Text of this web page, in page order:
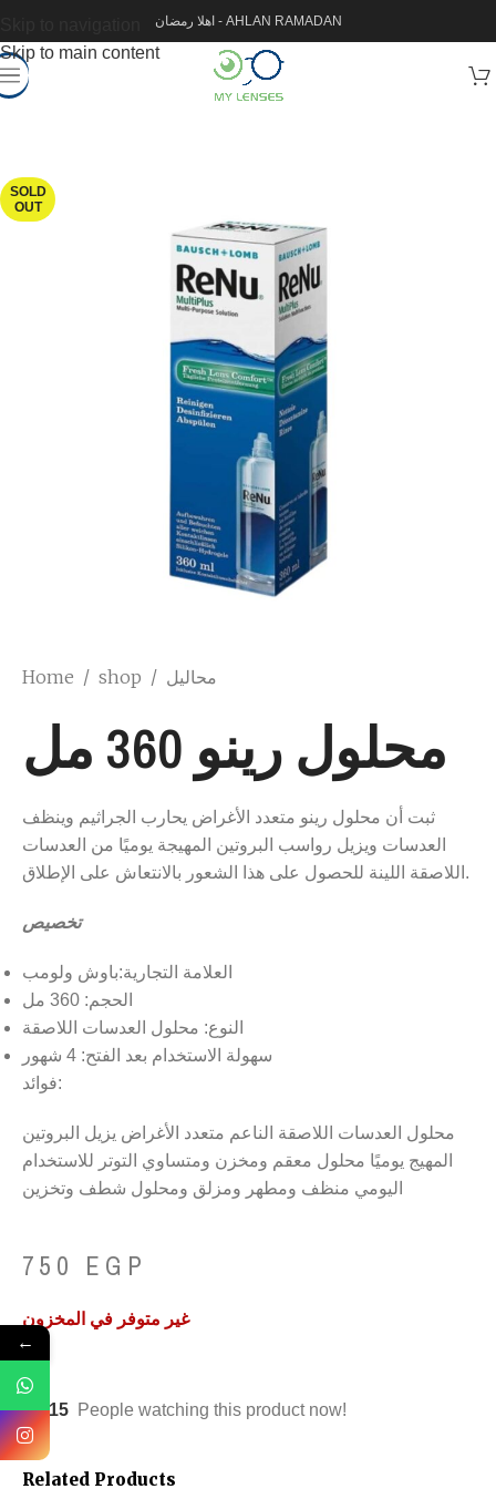
Skip to main content
اهلا رمضان - AHLAN RAMADAN
SOLD
OUT
Home / shop / محاليل
محلول رينو 360 مل
ثبت أن محلول رينو متعدد الأغراض يحارب الجراثيم وينظف
العدسات ويزيل رواسب البروتين المهيجة يوميًا من العدسات
اللاصقة اللينة للحصول على هذا الشعور بالانتعاش على الإطلاق.
تخصيص
العلامة التجارية:باوش ولومب
الحجم: 360 مل
النوع: محلول العدسات اللاصقة
سهولة الاستخدام بعد الفتح: 4 شهور
فوائد:
محلول العدسات اللاصقة الناعم متعدد الأغراض يزيل البروتين
المهيج يوميًا محلول معقم ومخزن ومتساوي التوتر للاستخدام
اليومي منظف ومطهر ومزلق ومحلول شطف وتخزين
750 EGP
غير متوفر في المخزون
15 People watching this product now!
Related Products
←